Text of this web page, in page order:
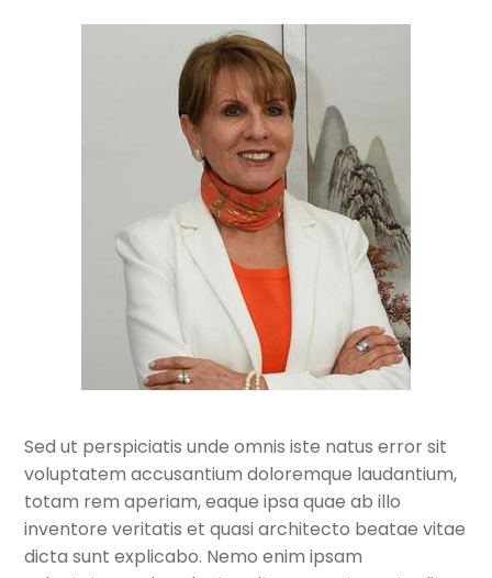
Sed ut perspiciatis unde omnis iste natus error sit
voluptatem accusantium doloremque laudantium,
totam rem aperiam, eaque ipsa quae ab illo
inventore veritatis et quasi architecto beatae vitae
dicta sunt explicabo. Nemo enim ipsam